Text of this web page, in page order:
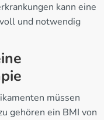
kann eine
und notwendig
müssen
gehören ein BMI von